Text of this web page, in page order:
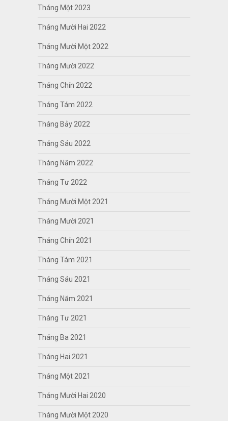
Tháng Một 2023
Tháng Mười Hai 2022
Tháng Mười Một 2022
Tháng Mười 2022
Tháng Chín 2022
Tháng Tám 2022
Tháng Bảy 2022
Tháng Sáu 2022
Tháng Năm 2022
Tháng Tư 2022
Tháng Mười Một 2021
Tháng Mười 2021
Tháng Chín 2021
Tháng Tám 2021
Tháng Sáu 2021
Tháng Năm 2021
Tháng Tư 2021
Tháng Ba 2021
Tháng Hai 2021
Tháng Một 2021
Tháng Mười Hai 2020
Tháng Mười Một 2020